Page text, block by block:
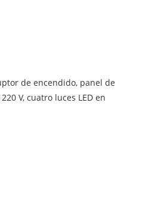
de encendido, panel de
V, cuatro luces LED en